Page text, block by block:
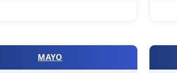
MAYO